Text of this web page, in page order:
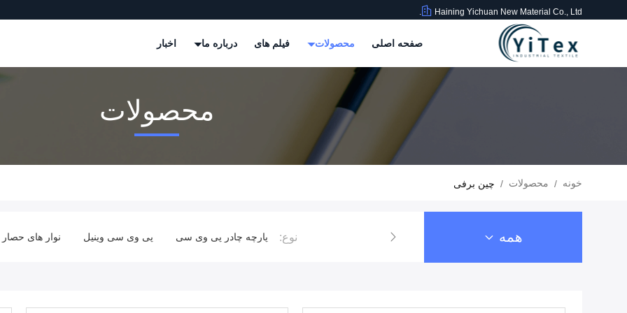
Haining Yichuan New Material Co., Ltd.
صفحه اصلی محصولات فیلم های درباره ما اخبار
محصولات
خونه / محصولات / چین برفی
همه نوع: پارچه برزنتی پی وی سی پارچه چادر پی وی سی پی وی سی وینیل نوار های حصار وینیل پارچه ی پی وی